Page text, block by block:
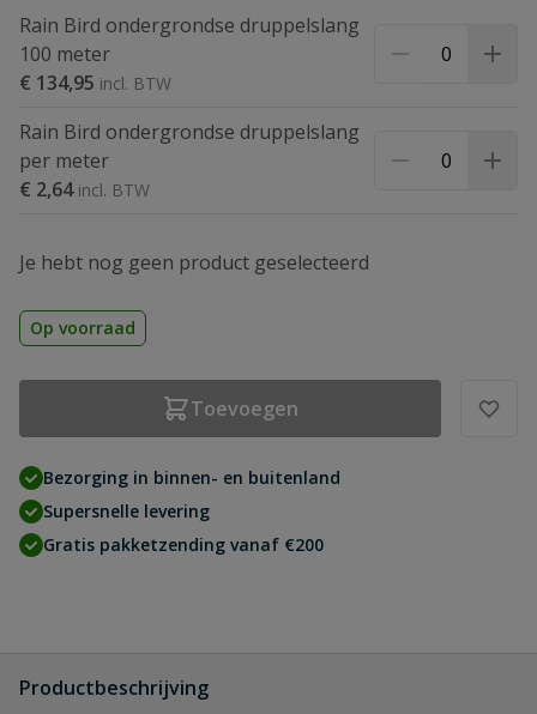
Rain Bird ondergrondse druppelslang
100 meter
€ 134,95
Rain Bird ondergrondse druppelslang
per meter
€ 2,64
Je hebt nog geen product geselecteerd
Op voorraad
Toevoegen
Bezorging in binnen- en buitenland
Supersnelle levering
Gratis pakketzending vanaf €200
Productbeschrijving